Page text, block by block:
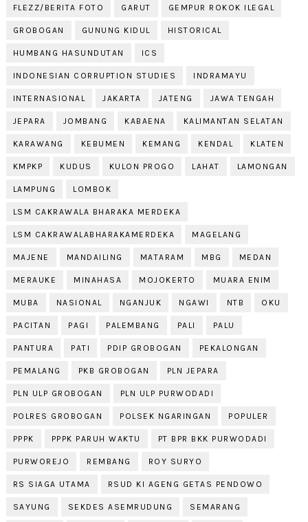
FLEZZ/BERITA FOTO GARUT GEMPUR ROKOK ILEGAL
GROBOGAN GUNUNG KIDUL HISTORICAL
HUMBANG HASUNDUTAN ICS
INDONESIAN CORRUPTION STUDIES INDRAMAYU
INTERNASIONAL JAKARTA JATENG JAWA TENGAH
JEPARA JOMBANG KABAENA KALIMANTAN SELATAN
KARAWANG KEBUMEN KEMANG KENDAL KLATEN
KMPKP KUDUS KULON PROGO LAHAT LAMONGAN
LAMPUNG LOMBOK
LSM CAKRAWALA BHARAKA MERDEKA
LSM CAKRAWALABHARAKAMERDEKA MAGELANG
MAJENE MANDAILING MATARAM MBG MEDAN
MERAUKE MINAHASA MOJOKERTO MUARA ENIM
MUBA NASIONAL NGANJUK NGAWI NTB OKU
PACITAN PAGI PALEMBANG PALI PALU
PANTURA PATI PDIP GROBOGAN PEKALONGAN
PEMALANG PKB GROBOGAN PLN JEPARA
PLN ULP GROBOGAN PLN ULP PURWODADI
POLRES GROBOGAN POLSEK NGARINGAN POPULER
PPPK PPPK PARUH WAKTU PT BPR BKK PURWODADI
PURWOREJO REMBANG ROY SURYO
RS SIAGA UTAMA RSUD KI AGENG GETAS PENDOWO
SAYUNG SEKDES ASEMRUDUNG SEMARANG